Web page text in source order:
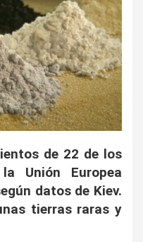
de 22 de los
Unión Europea
datos de Kiev.
tierras raras y